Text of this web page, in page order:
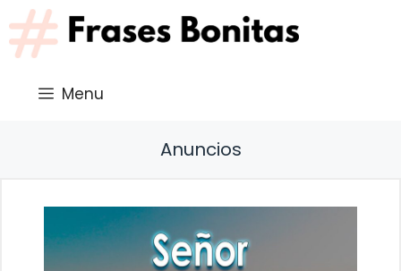
Saltar
al
contenido
Menu
Anuncios